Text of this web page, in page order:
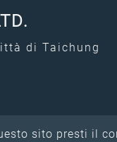
sito presti il
di Taichung